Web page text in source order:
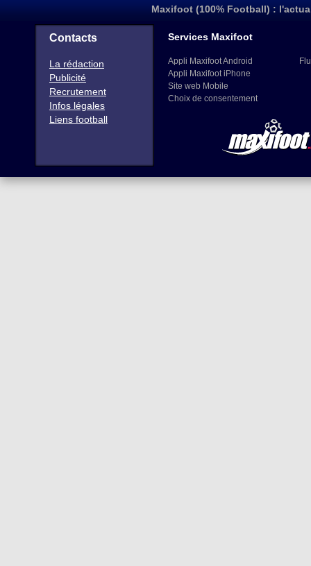
La rédaction
Publicité
Infos légales
Liens football
Appli Maxifoot iPhone
Choix de consentement